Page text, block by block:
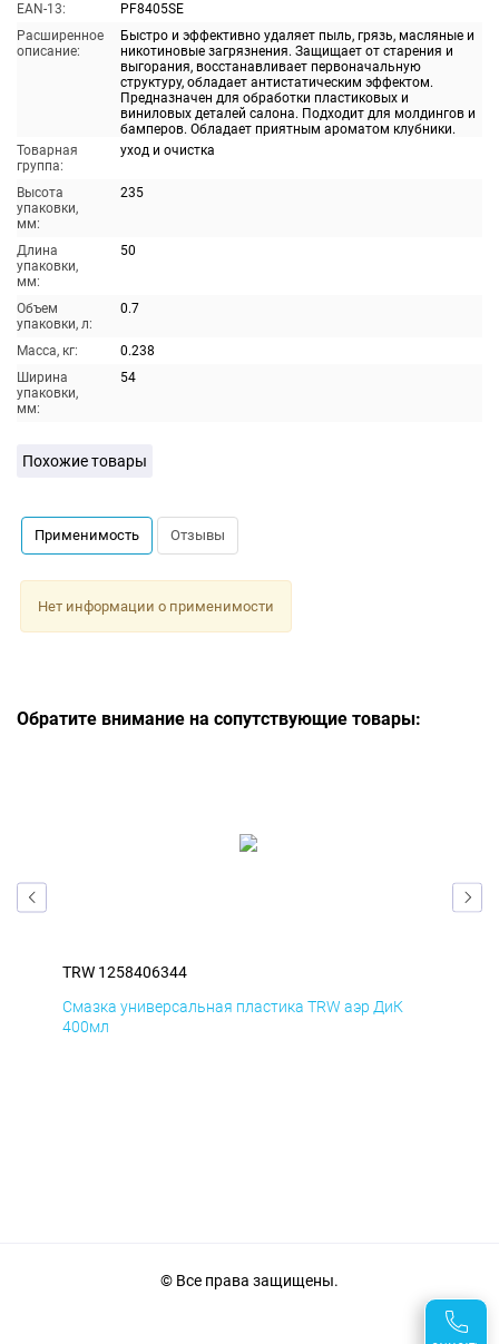
EAN-13:
PF8405SE
Расширенное
описание:
Быстро и эффективно удаляет пыль, грязь, масляные и
никотиновые загрязнения. Защищает от старения и
выгорания, восстанавливает первоначальную
структуру, обладает антистатическим эффектом.
Предназначен для обработки пластиковых и
виниловых деталей салона. Подходит для молдингов и
бамперов. Обладает приятным ароматом клубники.
Товарная
группа:
уход и очистка
Высота
упаковки,
мм:
235
Длина
упаковки,
мм:
50
Объем
упаковки, л:
0.7
Масса, кг:
0.238
Ширина
упаковки,
мм:
54
Похожие товары
Применимость Отзывы
Нет информации о применимости
Обратите внимание на сопутствующие товары:
TRW 1258406344
Смазка универсальная пластика TRW аэр ДиК
400мл
© Все права защищены.